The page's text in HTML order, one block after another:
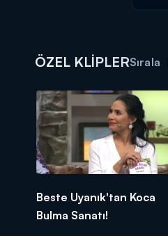
ÖZEL KLİPLERSırala
Beste Uyanık'tan Koca
Bulma Sanatı!